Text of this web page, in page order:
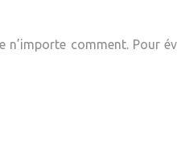
comment. Pour